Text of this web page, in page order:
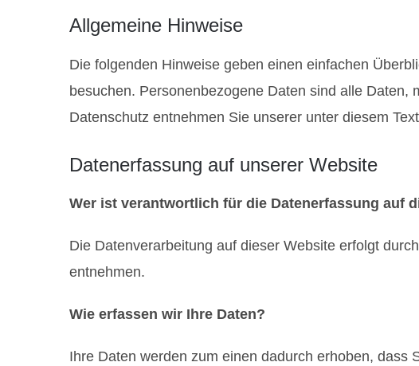
Allgemeine Hinweise
Die folgenden Hinweise geben einen einfachen
besuchen. Personenbezogene Daten sind alle
Datenschutz entnehmen Sie unserer unter diesem
Datenerfassung auf unserer Website
Wer ist verantwortlich für die Datenerfassung auf
Die Datenverarbeitung auf dieser Website erfolgt
entnehmen.
Wie erfassen wir Ihre Daten?
Ihre Daten werden zum einen dadurch erhoben, dass